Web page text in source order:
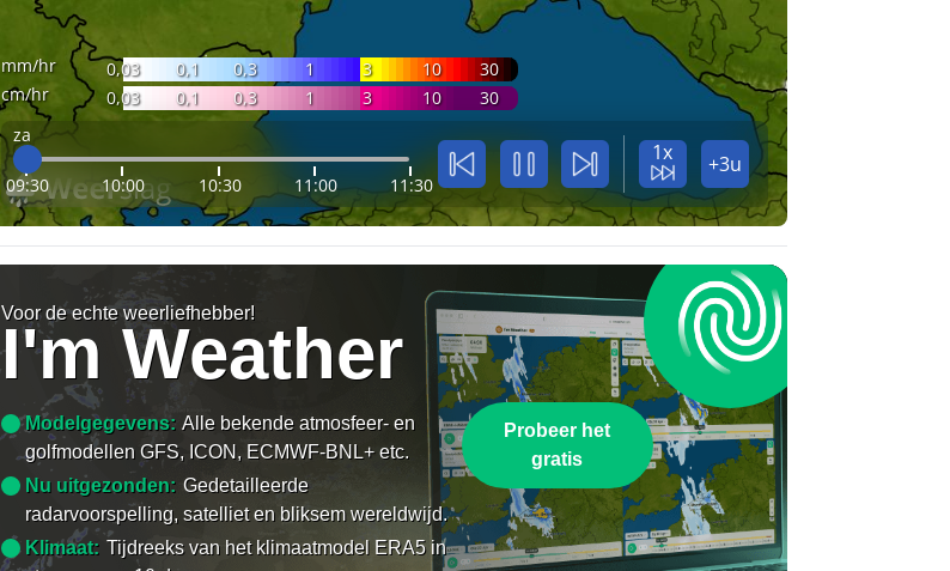
mm/hr 0,03 0,1 0,3 1 3 10
30
cm/hr
0,03 0,1 0,3 1 3 10
30
za
09:30 10:00 10:30 11:00 11:30
1x +3u
Voor de echte weerliefhebber!
I'm Weather
Modelgegevens: Alle bekende atmosfeer- en
golfmodellen GFS, ICON, ECMWF-BNL+ etc.
Nu uitgezonden: Gedetailleerde
radarvoorspelling, satelliet en bliksem wereldwijd.
Klimaat: Tijdreeks van het klimaatmodel ERA5 in
Probeer het
gratis